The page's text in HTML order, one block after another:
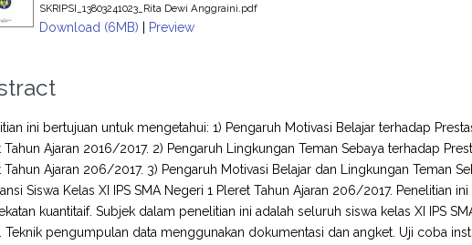
SKRIPSI_13803241023_Rita Dewi Anggraini.pdf
Download (6MB) | Preview
ini bertujuan untuk mengetahui: 1) Pengaruh Motivasi Belajar terhadap
Tahun Ajaran 2016/2017. 2) Pengaruh Lingkungan Teman Sebaya terhadap
Tahun Ajaran 206/2017. 3) Pengaruh Motivasi Belajar dan Lingkungan Teman
Siswa Kelas XI IPS SMA Negeri 1 Pleret Tahun Ajaran 206/2017. Penelitian
kuantitaif. Subjek dalam penelitian ini adalah seluruh siswa kelas XI IPS
Teknik pengumpulan data menggunakan dokumentasi dan angket. Uji coba